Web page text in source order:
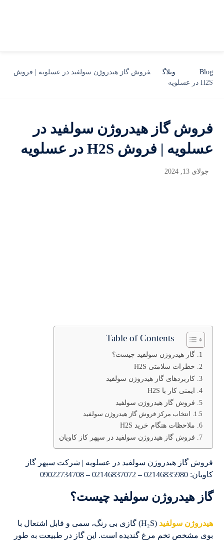
Blog وبلاگ
فروش گاز هیدروژن سولفید در عسلویه | فروش
H2S در عسلویه
فروش گاز هیدروژن سولفید در
عسلویه | فروش H2S در عسلویه
جولای 13, 2024
Table of Contents
گاز هیدروژن سولفید چیست؟
خطرات سلامتی H2S
کاربردهای گاز هیدروژن سولفید
ایمنی کار با H2S
فروش گاز هیدروژن سولفید
انتخاب مرکز فروش گاز هیدروژن سولفید
ملاحظات هنگام خرید H2S
فروش گاز هیدروژن سولفید در سپهر کاز کاویان
فروش گاز هیدروژن سولفید در عسلویه | شرکت سپهر گاز
کاویان: 02146835980 – 02146837072 – 09022734708
گاز هیدروژن سولفید چیست؟
هیدروژن سولفید
(H₂S) گازی بی رنگ، سمی و قابل اشتعال با
بوی مشخص تخم مرغ گندیده است. این گاز در طبیعت به طور